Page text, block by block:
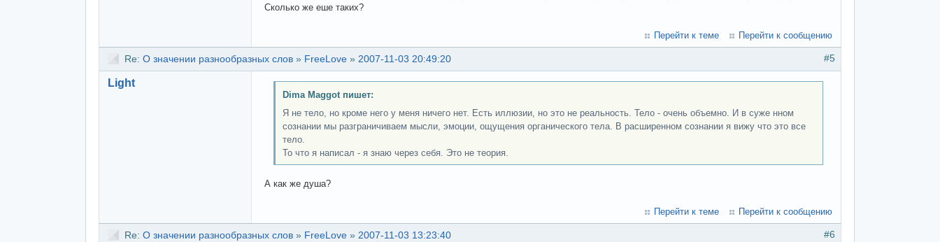
Сколько же еше таких?
Перейти к теме Перейти к сообщению
#5
Re: О значении разнообразных слов » FreeLove » 2007-11-03 20:49:20
Light
Dima Maggot пишет:
Я не тело, но кроме него у меня ничего нет. Есть иллюзии, но это не реальность. Тело - очень объемно. И в суже нном
сознании мы разграничиваем мысли, эмоции, ощущения органического тела. В расширенном сознании я вижу что это все
тело.
То что я написал - я знаю через себя. Это не теория.
А как же душа?
Перейти к теме Перейти к сообщению
#6
Re: О значении разнообразных слов » FreeLove » 2007-11-03 13:23:40